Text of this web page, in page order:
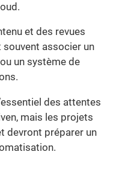
et des revues
souvent associer un
un système de
des attentes
mais les projets
devront préparer un